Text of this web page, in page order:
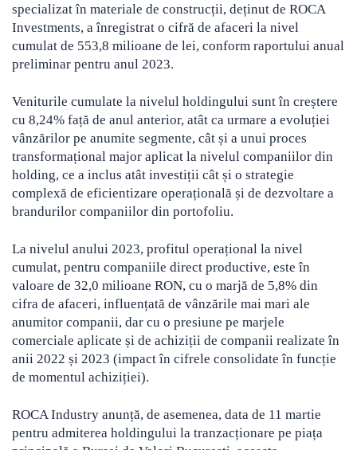
specializat în materiale de construcții, deținut de ROCA
Investments, a înregistrat o cifră de afaceri la nivel
cumulat de 553,8 milioane de lei, conform raportului anual
preliminar pentru anul 2023.
Veniturile cumulate la nivelul holdingului sunt în creștere
cu 8,24% față de anul anterior, atât ca urmare a evoluției
vânzărilor pe anumite segmente, cât și a unui proces
transformațional major aplicat la nivelul companiilor din
holding, ce a inclus atât investiții cât și o strategie
complexă de eficientizare operațională și de dezvoltare a
brandurilor companiilor din portofoliu.
La nivelul anului 2023, profitul operațional la nivel
cumulat, pentru companiile direct productive, este în
valoare de 32,0 milioane RON, cu o marjă de 5,8% din
cifra de afaceri, influențată de vânzările mai mari ale
anumitor companii, dar cu o presiune pe marjele
comerciale aplicate și de achiziții de companii realizate în
anii 2022 și 2023 (impact în cifrele consolidate în funcție
de momentul achiziției).
ROCA Industry anunță, de asemenea, data de 11 martie
pentru admiterea holdingului la tranzacționare pe piața